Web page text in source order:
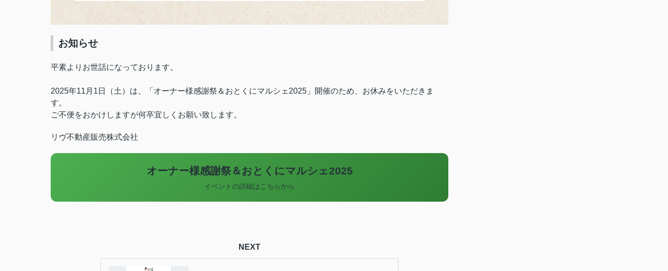
お知らせ
平素よりお世話になっております。
2025年11月1日（土）は、「オーナー様感謝祭＆おとくにマルシェ2025」開催のため、お休みをいただきま
す。
ご不便をおかけしますが何卒宜しくお願い致します。
リヴ不動産販売株式会社
オーナー様感謝祭＆おとくにマルシェ2025
イベントの詳細はこちらから
NEXT